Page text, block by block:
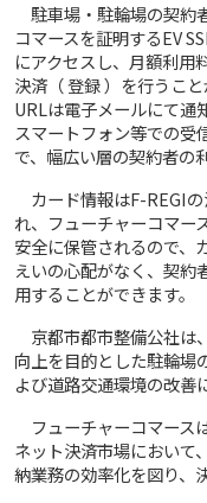
駐車場・駐輪場の契約
コマースを証明するEV
にアクセスし、月額利用
決済（ 登録 ）を行うこと
URLは電子メールにて通
スマートフォン等での受
で、幅広い層の契約者の
カード情報はF-REGI
れ、フューチャーコマー
安全に保管されるので、
えいの心配がなく、契約
用することができます。
京都市都市整備公社は
向上を目的とした駐輪場
よび道路交通環境の改善
フューチャーコマース
ネット決済市場において
納業務の効率化を図り、